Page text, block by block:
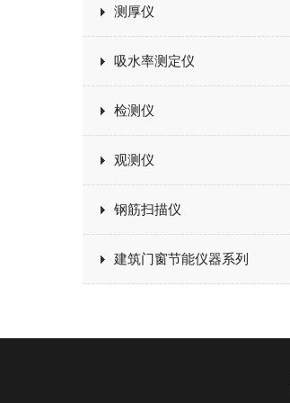
测厚仪
吸水率测定仪
检测仪
观测仪
钢筋扫描仪
建筑门窗节能仪器系列